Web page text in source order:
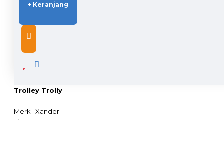
+ Keranjang
DESCRIPTION
Trolley Trolly
Merk : Xander
Tipe : Roda Karet
Ukuran : 3 Inch / 75mm / 7.5cm (75-25-45)